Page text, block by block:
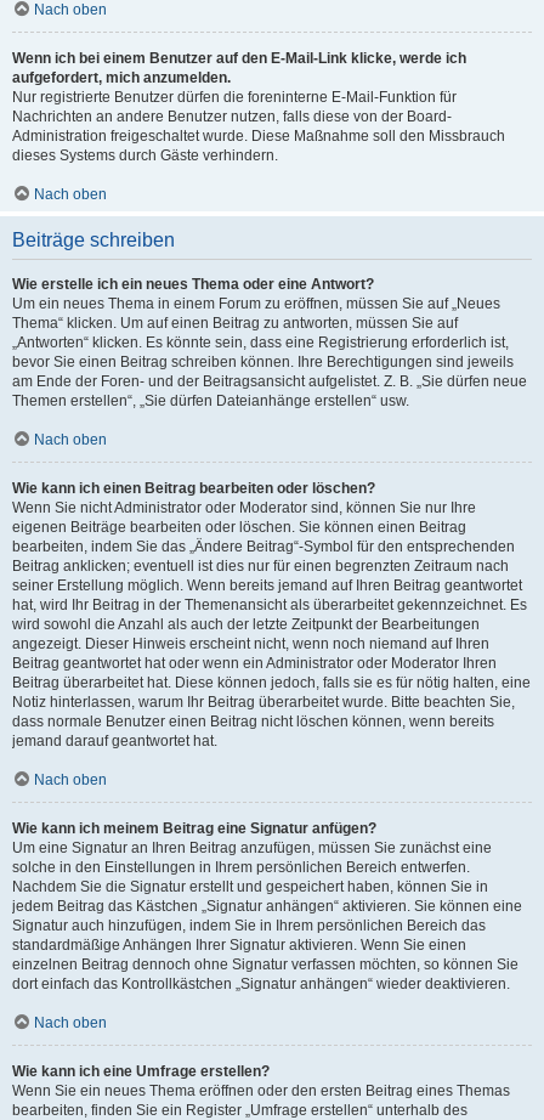
Nach oben
Wenn ich bei einem Benutzer auf den E-Mail-Link klicke, werde ich
aufgefordert, mich anzumelden.
Nur registrierte Benutzer dürfen die foreninterne E-Mail-Funktion für
Nachrichten an andere Benutzer nutzen, falls diese von der Board-
Administration freigeschaltet wurde. Diese Maßnahme soll den Missbrauch
dieses Systems durch Gäste verhindern.
Nach oben
Beiträge schreiben
Wie erstelle ich ein neues Thema oder eine Antwort?
Um ein neues Thema in einem Forum zu eröffnen, müssen Sie auf „Neues
Thema“ klicken. Um auf einen Beitrag zu antworten, müssen Sie auf
„Antworten“ klicken. Es könnte sein, dass eine Registrierung erforderlich ist,
bevor Sie einen Beitrag schreiben können. Ihre Berechtigungen sind jeweils
am Ende der Foren- und der Beitragsansicht aufgelistet. Z. B. „Sie dürfen neue
Themen erstellen“, „Sie dürfen Dateianhänge erstellen“ usw.
Nach oben
Wie kann ich einen Beitrag bearbeiten oder löschen?
Wenn Sie nicht Administrator oder Moderator sind, können Sie nur Ihre
eigenen Beiträge bearbeiten oder löschen. Sie können einen Beitrag
bearbeiten, indem Sie das „Ändere Beitrag“-Symbol für den entsprechenden
Beitrag anklicken; eventuell ist dies nur für einen begrenzten Zeitraum nach
seiner Erstellung möglich. Wenn bereits jemand auf Ihren Beitrag geantwortet
hat, wird Ihr Beitrag in der Themenansicht als überarbeitet gekennzeichnet. Es
wird sowohl die Anzahl als auch der letzte Zeitpunkt der Bearbeitungen
angezeigt. Dieser Hinweis erscheint nicht, wenn noch niemand auf Ihren
Beitrag geantwortet hat oder wenn ein Administrator oder Moderator Ihren
Beitrag überarbeitet hat. Diese können jedoch, falls sie es für nötig halten, eine
Notiz hinterlassen, warum Ihr Beitrag überarbeitet wurde. Bitte beachten Sie,
dass normale Benutzer einen Beitrag nicht löschen können, wenn bereits
jemand darauf geantwortet hat.
Nach oben
Wie kann ich meinem Beitrag eine Signatur anfügen?
Um eine Signatur an Ihren Beitrag anzufügen, müssen Sie zunächst eine
solche in den Einstellungen in Ihrem persönlichen Bereich entwerfen.
Nachdem Sie die Signatur erstellt und gespeichert haben, können Sie in
jedem Beitrag das Kästchen „Signatur anhängen“ aktivieren. Sie können eine
Signatur auch hinzufügen, indem Sie in Ihrem persönlichen Bereich das
standardmäßige Anhängen Ihrer Signatur aktivieren. Wenn Sie einen
einzelnen Beitrag dennoch ohne Signatur verfassen möchten, so können Sie
dort einfach das Kontrollkästchen „Signatur anhängen“ wieder deaktivieren.
Nach oben
Wie kann ich eine Umfrage erstellen?
Wenn Sie ein neues Thema eröffnen oder den ersten Beitrag eines Themas
bearbeiten, finden Sie ein Register „Umfrage erstellen“ unterhalb des